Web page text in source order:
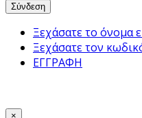
Σύνδεση
Ξεχάσατε το όνομα
Ξεχάσατε τον
ΕΓΓΡΑΦΗ
×